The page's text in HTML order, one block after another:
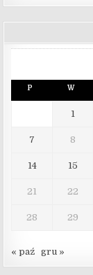
P W
1
7 8
14 15
21 22
28 29
« paź gru »